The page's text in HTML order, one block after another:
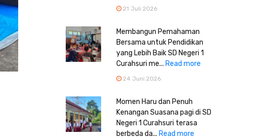
21 Juli 2026
Membangun Pemahaman
Bersama untuk Pendidikan
yang Lebih Baik SD Negeri 1
Curahsuri me... Read more
24 Juni 2026
Momen Haru dan Penuh
Kenangan Suasana pagi di SD
Negeri 1 Curahsuri terasa
berbeda da... Read more